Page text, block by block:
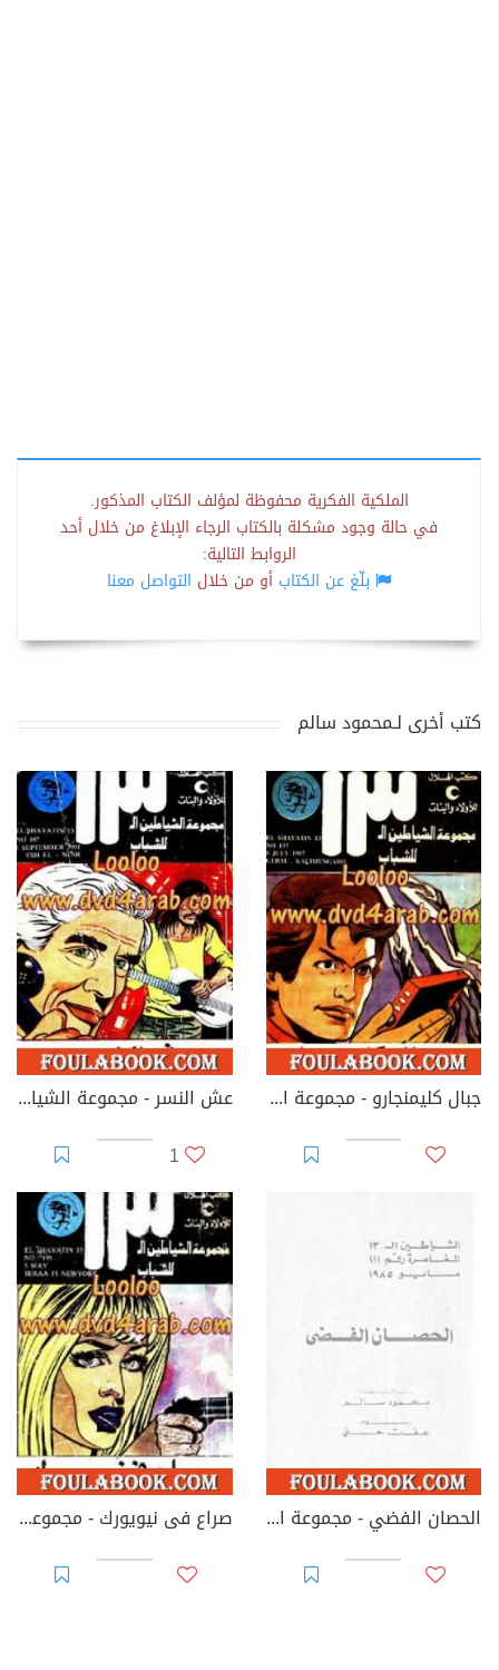
الملكية الفكرية محفوظة لمؤلف الكتاب المذكور.
في حالة وجود مشكلة بالكتاب الرجاء الإبلاغ من خلال أحد
الروابط التالية:
بلّغ عن الكتاب أو من خلال التواصل معنا
كتب أخرى لـمحمود سالم
جبال كليمنجارو - مجموعة الشياطين ال 13
عش النسر - مجموعة الشياطين ال 13
1
الحصان الفضي - مجموعة الشياطين ال 13 صراع فى نيويورك - مجموعة الشياطين ال 13